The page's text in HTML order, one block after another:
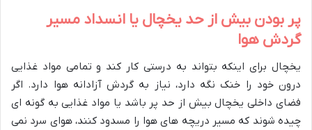
پر بودن بیش از حد یخچال یا انسداد مسیر
گردش هوا
یخچال برای اینکه بتواند به درستی کار کند و تمامی مواد غذایی
درون خود را خنک نگه دارد، نیاز به گردش آزادانه هوا دارد. اگر
فضای داخلی یخچال بیش از حد پر باشد یا مواد غذایی به گونه ای
چیده شوند که مسیر دریچه های هوا را مسدود کنند، هوای سرد نمی